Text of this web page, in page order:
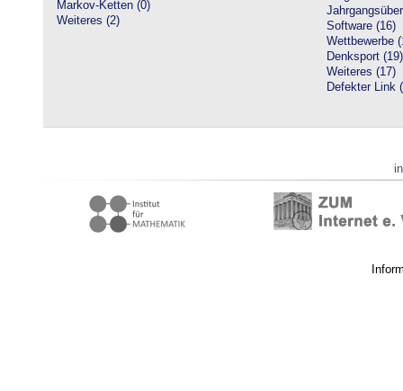
Markov-Ketten (0)
Weiteres (2)
Software (16)
Wettbewerbe
Denksport (19)
Weiteres (17)
Defekter Link